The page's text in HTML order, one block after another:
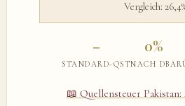
Vergleich:
–
STANDARD-QST
0%
NACH DBA
📖 Quellensteuer